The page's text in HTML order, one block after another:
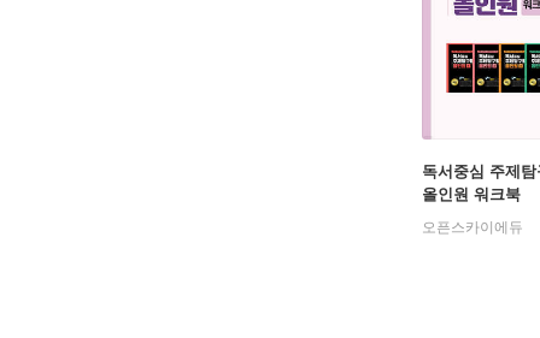
독서중심 주제
올인원 워크북
오픈스카이에듀